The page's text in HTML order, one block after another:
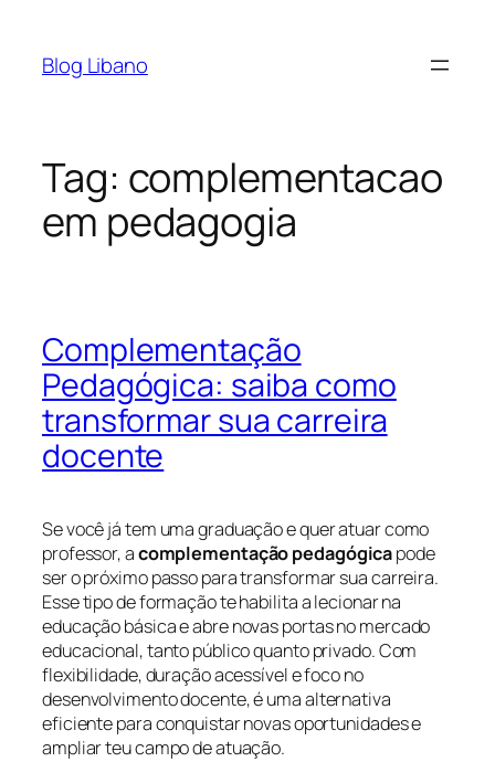
Blog Libano
Tag: complementacao
em pedagogia
Complementação
Pedagógica: saiba como
transformar sua carreira
docente
Se você já tem uma graduação e quer atuar como
professor, acomplementação pedagógicapode
ser o próximo passo para transformar sua carreira.
Esse tipo de formação te habilita a lecionar na
educação básica e abre novas portas no mercado
educacional, tanto público quanto privado. Com
flexibilidade, duração acessível e foco no
desenvolvimento docente, é uma alternativa
eficiente para conquistar novas oportunidades e
ampliar teu campo de atuação.